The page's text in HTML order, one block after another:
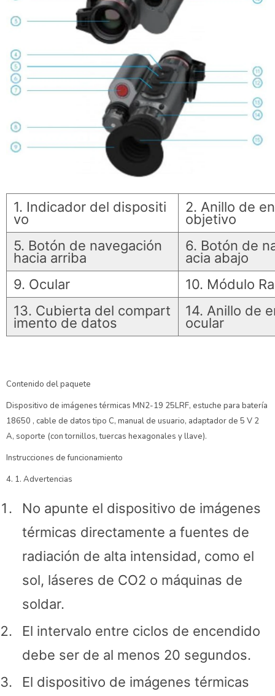
1. Indicador del dispositi
vo
2. Anillo de
objetivo
5. Botón de navegación
hacia arriba
6. Botón de
acia abajo
9. Ocular
10. Módulo
13. Cubierta del compart
imento de datos
14. Anillo de
ocular
Contenido del paquete
Dispositivo de imágenes térmicas MN2-19 25LRF, estuche para batería
18650 , cable de datos tipo C, manual de usuario, adaptador de 5 V 2
A, soporte (con tornillos, tuercas hexagonales y llave).
Instrucciones de funcionamiento
4. 1. Advertencias
No apunte el dispositivo de imágenes
térmicas directamente a fuentes de
radiación de alta intensidad, como el
sol, láseres de CO2 o máquinas de
soldar.
El intervalo entre ciclos de encendido
debe ser de al menos 20 segundos.
El dispositivo de imágenes térmicas